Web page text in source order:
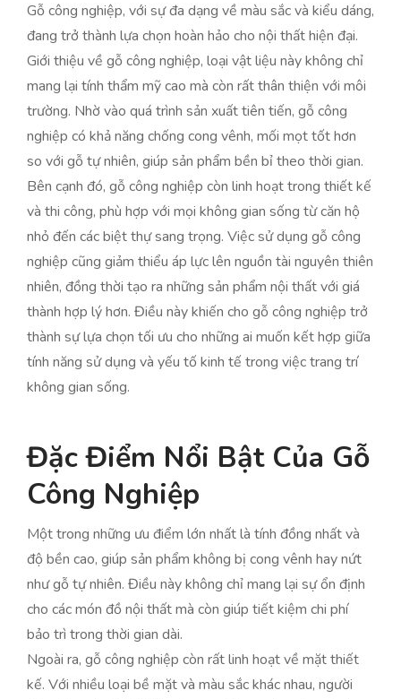
Gỗ công nghiệp, với sự đa dạng về màu sắc và kiểu dáng,
đang trở thành lựa chọn hoàn hảo cho nội thất hiện đại.
Giới thiệu về gỗ công nghiệp, loại vật liệu này không chỉ
mang lại tính thẩm mỹ cao mà còn rất thân thiện với môi
trường. Nhờ vào quá trình sản xuất tiên tiến, gỗ công
nghiệp có khả năng chống cong vênh, mối mọt tốt hơn
so với gỗ tự nhiên, giúp sản phẩm bền bỉ theo thời gian.
Bên cạnh đó, gỗ công nghiệp còn linh hoạt trong thiết kế
và thi công, phù hợp với mọi không gian sống từ căn hộ
nhỏ đến các biệt thự sang trọng. Việc sử dụng gỗ công
nghiệp cũng giảm thiểu áp lực lên nguồn tài nguyên thiên
nhiên, đồng thời tạo ra những sản phẩm nội thất với giá
thành hợp lý hơn. Điều này khiến cho gỗ công nghiệp trở
thành sự lựa chọn tối ưu cho những ai muốn kết hợp giữa
tính năng sử dụng và yếu tố kinh tế trong việc trang trí
không gian sống.
Đặc Điểm Nổi Bật Của Gỗ
Công Nghiệp
Một trong những ưu điểm lớn nhất là tính đồng nhất và
độ bền cao, giúp sản phẩm không bị cong vênh hay nứt
như gỗ tự nhiên. Điều này không chỉ mang lại sự ổn định
cho các món đồ nội thất mà còn giúp tiết kiệm chi phí
bảo trì trong thời gian dài.
Ngoài ra, gỗ công nghiệp còn rất linh hoạt về mặt thiết
kế. Với nhiều loại bề mặt và màu sắc khác nhau, người